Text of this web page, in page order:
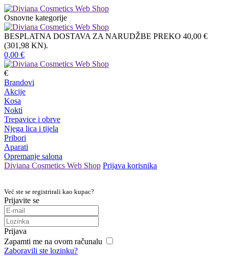
Osnovne kategorije
BESPLATNA DOSTAVA ZA NARUDŽBE PREKO 40,00 €
(301,98 KN).
0,00 €
€
Brandovi
Akcije
Kosa
Nokti
Trepavice i obrve
Njega lica i tijela
Pribori
Aparati
Opremanje salona
Diviana Cosmetics Web Shop Prijava korisnika
Već ste se registrirali kao kupac?
Prijavite se
Prijava
Zapamti me na ovom računalu
Zaboravili ste lozinku?